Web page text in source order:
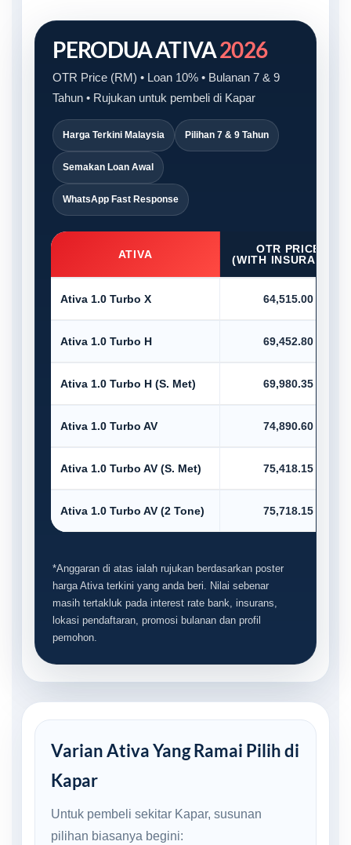
PERODUA ATIVA2026
OTR Price (RM) • Loan 10% • Bulanan 7 & 9
Tahun • Rujukan untuk pembeli di Kapar
Harga Terkini Malaysia Pilihan 7 & 9 Tahun
Semakan Loan Awal
WhatsApp Fast Response
ATIVA
OTR PRICE
(WITH INSURANCE)
Ativa 1.0 Turbo X 64,515.00
Ativa 1.0 Turbo H 69,452.80
Ativa 1.0 Turbo H (S. Met) 69,980.35
Ativa 1.0 Turbo AV 74,890.60
Ativa 1.0 Turbo AV (S. Met) 75,418.15
Ativa 1.0 Turbo AV (2 Tone) 75,718.15
*Anggaran di atas ialah rujukan berdasarkan poster
harga Ativa terkini yang anda beri. Nilai sebenar
masih tertakluk pada interest rate bank, insurans,
lokasi pendaftaran, promosi bulanan dan profil
pemohon.
Varian Ativa Yang Ramai Pilih di
Kapar
Untuk pembeli sekitar Kapar, susunan
pilihan biasanya begini: